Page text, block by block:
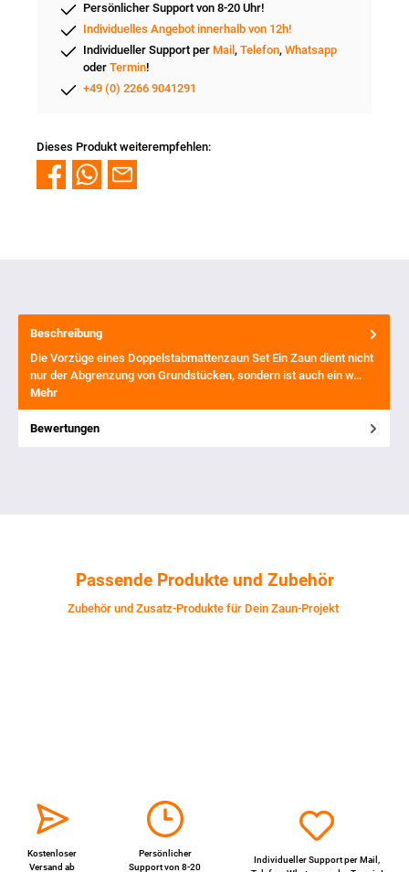
Persönlicher Support von 8-20 Uhr!
Individuelles Angebot innerhalb von 12h!
Individueller Support per Mail , Telefon, Whatsapp
oder Termin!
+49 (0) 2266 9041291
Dieses Produkt weiterempfehlen:
Beschreibung
Die Vorzüge eines Doppelstabmattenzaun Set Ein Zaun dient nicht
nur der Abgrenzung von Grundstücken, sondern ist auch ein w…
Mehr
Bewertungen
Passende Produkte und Zubehör
Zubehör und Zusatz-Produkte für Dein Zaun-Projekt
Kostenloser
Versand ab
Persönlicher
Support von 8-20
Individueller Support perMail,